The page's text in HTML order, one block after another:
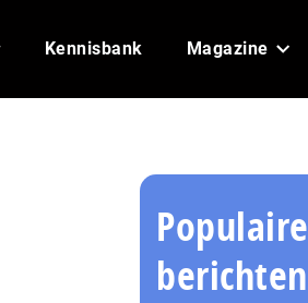
Kennisbank Magazine
Populaire
berichten